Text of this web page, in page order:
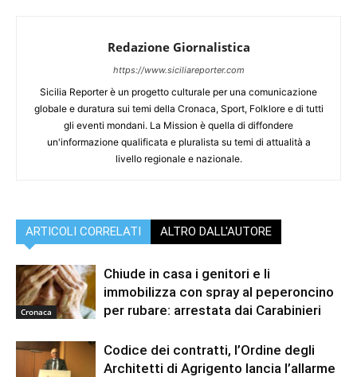
Redazione Giornalistica
https://www.siciliareporter.com
Sicilia Reporter è un progetto culturale per una comunicazione
globale e duratura sui temi della Cronaca, Sport, Folklore e di tutti
gli eventi mondani. La Mission è quella di diffondere
un'informazione qualificata e pluralista su temi di attualità a
livello regionale e nazionale.
ARTICOLI CORRELATI ALTRO DALL'AUTORE
Cronaca
Chiude in casa i genitori e li
immobilizza con spray al peperoncino
per rubare: arrestata dai Carabinieri
Codice dei contratti, l’Ordine degli
Architetti di Agrigento lancia l’allarme